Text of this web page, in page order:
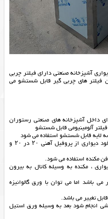
آشپزخانه صنعتی دارای فیلتر چربی
فیلتر های چربی گیر قابل شستشو می
داخل آشپزخانه های صنعتی رستوران
آلومینیومی قابل شستشو
لایه قابل شستشو استفاده می شود
جهت شاسی کشی هود رستوران و فست فود دیواری از پروفیل آهنی ۲۰ در ۲۰ و
مکنده استفاده می شود.
، مکنده به وسیله کانال به بیرون
اما می توان با ورق گالوانیزه
تغییر می باشد.
انجام شود بعد به وسیله ورق استیل